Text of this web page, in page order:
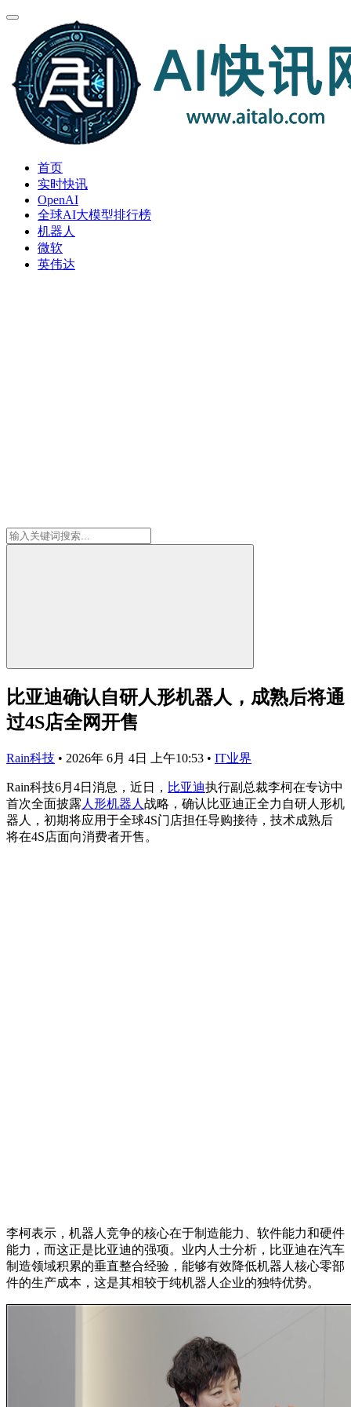
首页
实时快讯
OpenAI
全球AI大模型排行榜
机器人
微软
英伟达
比亚迪确认自研人形机器人，成熟后将通
过4S店全网开售
Rain科技 • 2026年 6月 4日 上午10:53 • IT业界
Rain科技6月4日消息，近日， 比亚迪执行副总裁李柯在专访中
首次全面披露 人形机器人 战略，确认比亚迪正全力自研人形机
器人，初期将应用于全球4S门店担任导购接待，技术成熟后
将在4S店面向消费者开售。
李柯表示，机器人竞争的核心在于制造能力、软件能力和硬件
能力，而这正是比亚迪的强项。业内人士分析，比亚迪在汽车
制造领域积累的垂直整合经验，能够有效降低机器人核心零部
件的生产成本，这是其相较于纯机器人企业的独特优势。